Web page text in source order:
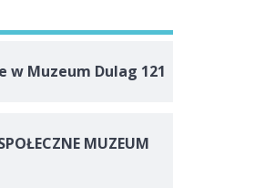
w Muzeum Dulag 121
MUZEUM